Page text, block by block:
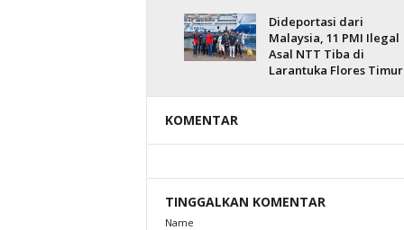
Dideportasi dari
Malaysia, 11 PMI Ilegal
Asal NTT Tiba di
Larantuka Flores Timur
KOMENTAR
TINGGALKAN KOMENTAR
Name